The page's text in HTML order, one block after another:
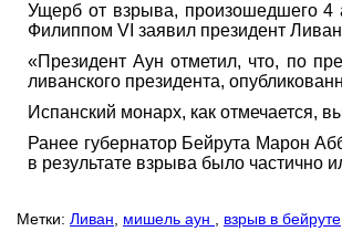
Ущерб от взрыва, произошедшего 4
Филиппом VI заявил президент
«Президент Аун отметил, что, по
ливанского президента,
Испанский монарх, как отмечается,
Ранее губернатор Бейрута Марон
в результате взрыва было частично
Метки: Ливан мишель аун взрыв в бейруте